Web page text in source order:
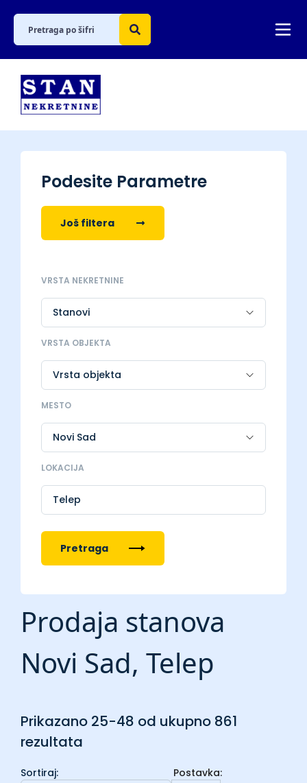
Podesite Parametre
Još filtera
VRSTA NEKRETNINE
VRSTA OBJEKTA
MESTO
LOKACIJA
Telep
Pretraga
Prodaja stanova
Novi Sad, Telep
Prikazano 25-48 od ukupno 861
rezultata
Postavka:
Sortiraj: